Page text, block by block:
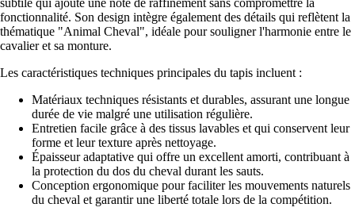
subtile qui ajoute une note de raffinement sans compromettre la
fonctionnalité. Son design intègre également des détails qui reflètent la
thématique "Animal Cheval", idéale pour souligner l'harmonie entre le
cavalier et sa monture.
Les caractéristiques techniques principales du tapis incluent :
Matériaux techniques résistants et durables, assurant une longue
durée de vie malgré une utilisation régulière.
Entretien facile grâce à des tissus lavables et qui conservent leur
forme et leur texture après nettoyage.
Épaisseur adaptative qui offre un excellent amorti, contribuant à
la protection du dos du cheval durant les sauts.
Conception ergonomique pour faciliter les mouvements naturels
du cheval et garantir une liberté totale lors de la compétition.